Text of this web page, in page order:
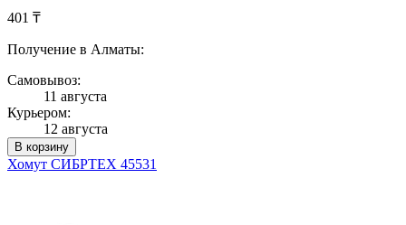
401 ₸
Получение в Алматы:
Самовывоз:
11 августа
Курьером:
12 августа
В корзину
Хомут СИБРТЕХ 45531